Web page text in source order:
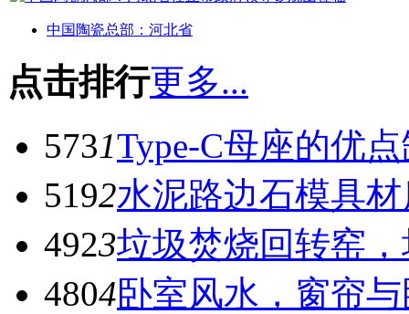
中国陶瓷总部：河北省
点击排行更多...
5731Type-C母座的优
5192水泥路边石模具
4923垃圾焚烧回转窑
4804卧室风水，窗帘